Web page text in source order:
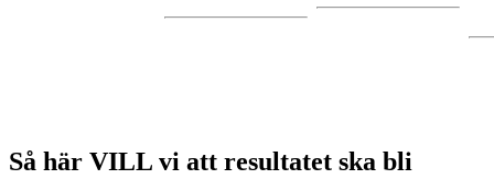
Så här VILL vi att resultatet ska bli